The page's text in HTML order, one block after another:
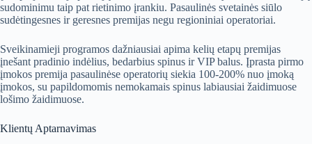
sudominimu taip pat rietinimo įrankiu. Pasaulinės svetainės siūlo
sudėtingesnes ir geresnes premijas negu regioniniai operatoriai.
Sveikinamieji programos dažniausiai apima kelių etapų premijas
įnešant pradinio indėlius, bedarbius spinus ir VIP balus. Įprasta pirmo
įmokos premija pasaulinėse operatorių siekia 100-200% nuo įmoką
įmokos, su papildomomis nemokamais spinus labiausiai žaidimuose
lošimo žaidimuose.
Klientų Aptarnavimas